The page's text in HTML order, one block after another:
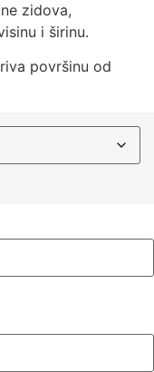
zidova,
i širinu.
površinu od